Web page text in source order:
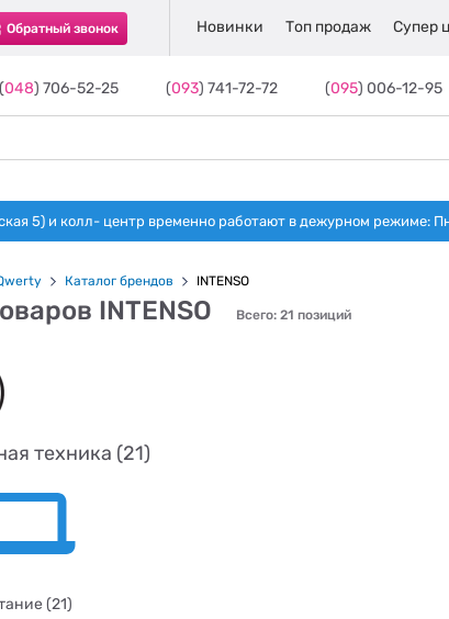
Обратный звонок Новинки Топ продаж Супер
(048) 706-52-25 (093) 741-72-72 (095) 006-12-95
5) и колл- центр временно работают в дежурном режиме:
Каталог брендов INTENSO
INTENSO Всего: 21 позиций
техника (21)
(21)